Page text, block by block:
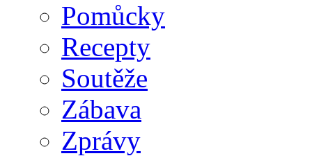
Pomůcky
Recepty
Soutěže
Zábava
Zprávy